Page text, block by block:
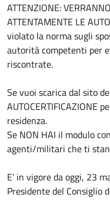
ATTENZIONE:
ATTENTAMENTE LE
violato la norma sugli
autorità competenti per
riscontrate.
Se vuoi scarica dal sito
AUTOCERTIFICAZIONE
residenza.
Se NON HAI il modulo
agenti/militari che ti
E’ in vigore da oggi, 23
Presidente del